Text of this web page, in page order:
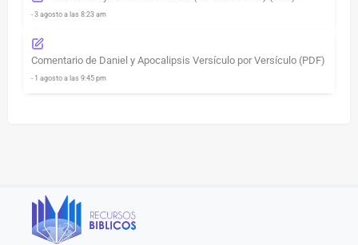
- 3 agosto a las 8:23 am
Comentario de Daniel y Apocalipsis Versículo por Versículo (PDF)
- 1 agosto a las 9:45 pm